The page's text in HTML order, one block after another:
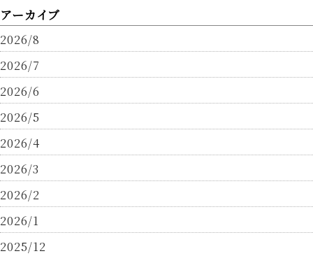
アーカイブ
2026/8
2026/7
2026/6
2026/5
2026/4
2026/3
2026/2
2026/1
2025/12